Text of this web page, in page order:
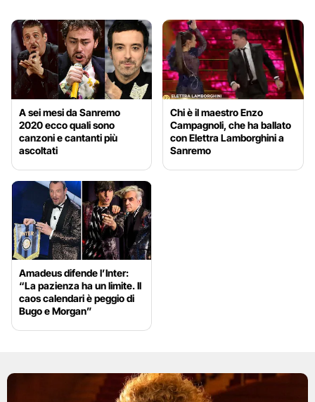
A sei mesi da Sanremo
2020 ecco quali sono
canzoni e cantanti più
ascoltati
Chi è il maestro Enzo
Campagnoli, che ha ballato
con Elettra Lamborghini a
Sanremo
Amadeus difende l’Inter:
“La pazienza ha un limite. Il
caos calendari è peggio di
Bugo e Morgan”